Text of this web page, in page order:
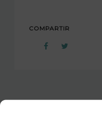
COMPARTIR